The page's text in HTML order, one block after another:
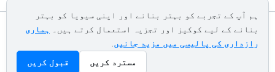
Privacy policy Terms of service
Contact us
ہم آپ کے تجربے کو بہتر بنانے اور اپنی سیویا کو بہتر
بنانے کے لیے کوکیز اور تجزیہ استعمال کرتے ہیں۔ ہماری
رازداری کی پالیسی میں مزید جانیں.
مسترد کریں
قبول کریں